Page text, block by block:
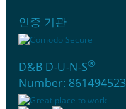
인증 기관
D&B D-U-N-S®
Number: 861494523